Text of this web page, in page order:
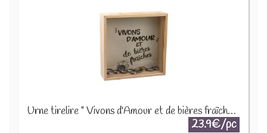
Urne tirelire " Vivons d'Amour et de bières fraîches" 52569
23.9€/pc